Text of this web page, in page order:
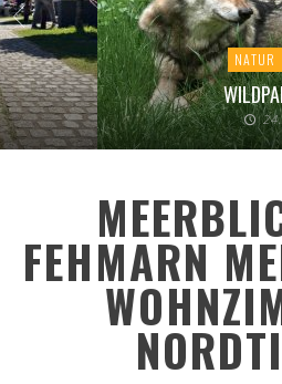
NATUR
FEHMARN